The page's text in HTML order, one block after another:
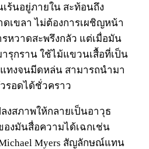
ร้นอยู่ภายใน สะท้อนถึง
ดเขลา ไม่ต้องการเผชิญหน้า
หวาดสะพรึงกลัว แต่เมื่อมัน
รุกราน ใช้ไม้แขวนเสื้อที่เป็น
ทงจนมีดหล่น สามารถนำมา
รอดได้ชั่วคราว
งสภาพให้กลายเป็นอาวุธ
งมันสื่อความได้เฉกเช่น
Myers สัญลักษณ์แทน